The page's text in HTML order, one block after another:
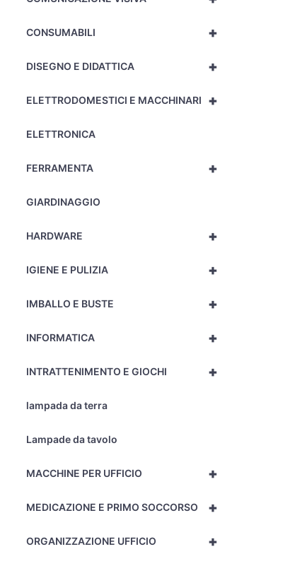
+
CONSUMABILI
+
DISEGNO E DIDATTICA
+
ELETTRODOMESTICI E MACCHINARI
ELETTRONICA
+
FERRAMENTA
GIARDINAGGIO
+
HARDWARE
+
IGIENE E PULIZIA
+
IMBALLO E BUSTE
+
INFORMATICA
+
INTRATTENIMENTO E GIOCHI
lampada da terra
Lampade da tavolo
+
MACCHINE PER UFFICIO
+
MEDICAZIONE E PRIMO SOCCORSO
+
ORGANIZZAZIONE UFFICIO